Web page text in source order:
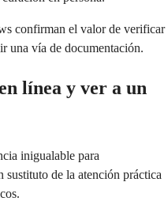
confirman el valor de verificar
una vía de documentación.
línea y ver a un
inigualable para
sustituto de la atención práctica